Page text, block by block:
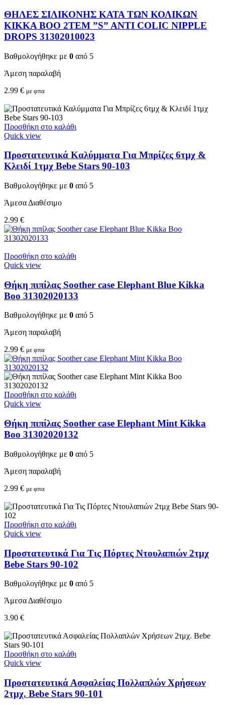
ΘΗΛΕΣ ΣΙΛΙΚΟΝΗΣ ΚΑΤΑ ΤΩΝ ΚΟΛΙΚΩΝ
KIKKA BOO 2TEM ”S” ANTI COLIC NIPPLE
DROPS 31302010023
Βαθμολογήθηκε με 0 από 5
Άμεση παραλαβή
2.99 € με φπα
Προσθήκη στο καλάθι
Quick view
Προστατευτικά Καλύμματα Για Μπρίζες 6τμχ &
Κλειδί 1τμχ Bebe Stars 90-103
Βαθμολογήθηκε με 0 από 5
Άμεσα Διαθέσιμο
2.99 €
Προσθήκη στο καλάθι
Quick view
Θήκη πιπίλας Soother case Elephant Blue Kikka
Boo 31302020133
Βαθμολογήθηκε με 0 από 5
Άμεση παραλαβή
2.99 € με φπα
Προσθήκη στο καλάθι
Quick view
Θήκη πιπίλας Soother case Elephant Mint Kikka
Boo 31302020132
Βαθμολογήθηκε με 0 από 5
Άμεση παραλαβή
2.99 € με φπα
Προσθήκη στο καλάθι
Quick view
Προστατευτικά Για Τις Πόρτες Ντουλαπιών 2τμχ
Bebe Stars 90-102
Βαθμολογήθηκε με 0 από 5
Άμεσα Διαθέσιμο
3.90 €
Προσθήκη στο καλάθι
Quick view
Προστατευτικά Ασφαλείας Πολλαπλών Χρήσεων
2τμχ. Bebe Stars 90-101